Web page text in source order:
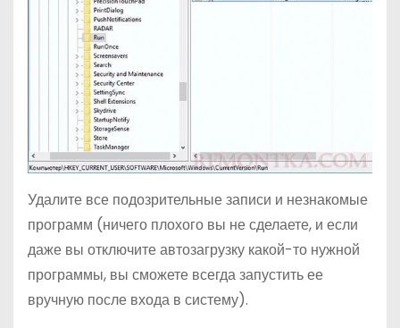
Удалите все подозрительные записи и незнакомые
программ (ничего плохого вы не сделаете, и если
даже вы отключите автозагрузку какой-то нужной
программы, вы сможете всегда запустить ее
вручную после входа в систему).